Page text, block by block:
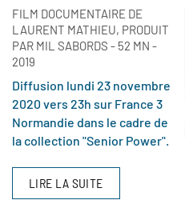
FILM DOCUMENTAIRE DE
LAURENT MATHIEU, PRODUIT
PAR MIL SABORDS - 52 MN -
2019
Diffusion lundi 23 novembre
2020 vers 23h sur France 3
Normandie dans le cadre de
la collection "Senior Power".
LIRE LA SUITE